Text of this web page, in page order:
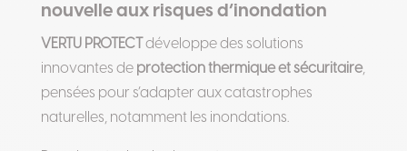
nouvelle aux risques d’inondation
VERTU PROTECT
développe des solutions
innovantes de protection thermique et sécuritaire,
pensées pour s’adapter aux catastrophes
naturelles, notamment les inondations.